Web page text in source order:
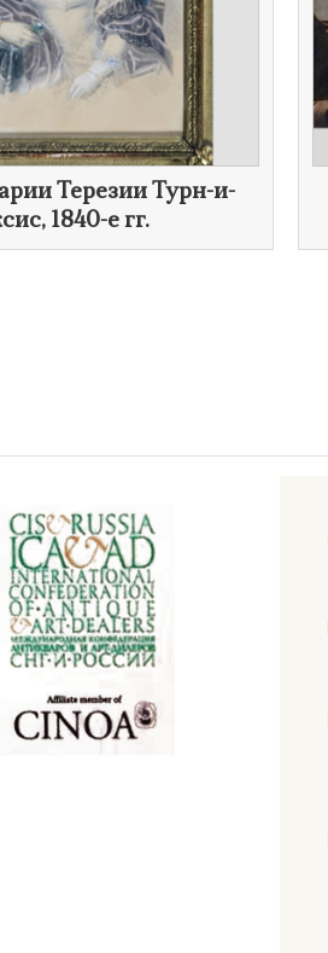
Терезии Турн-и-
1840-е гг.